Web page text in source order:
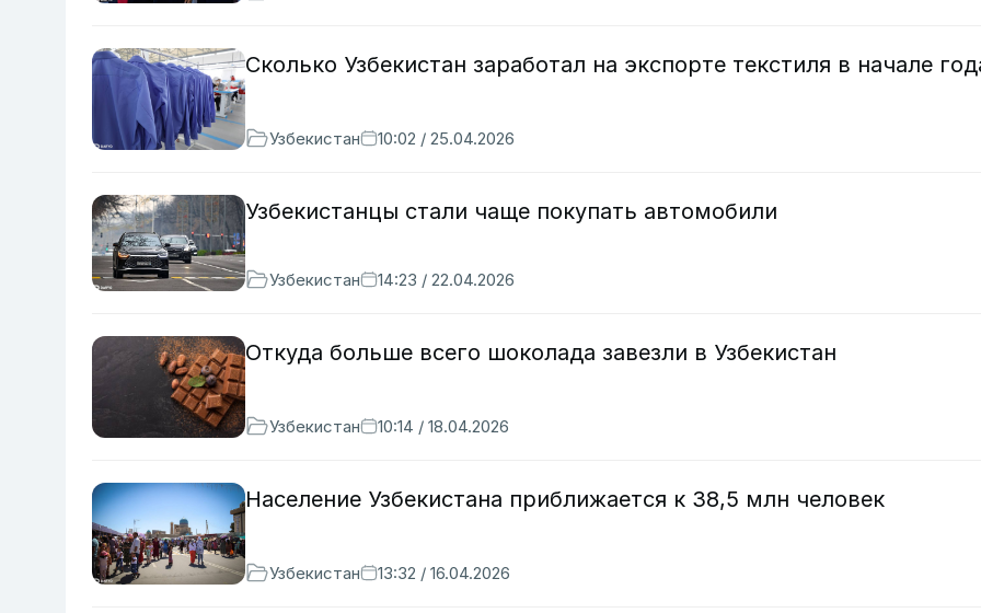
Сколько Узбекистан заработал на экспорте текстиля в начале
Узбекистан 10:02 / 25.04.2026
Узбекистанцы стали чаще покупать автомобили
Узбекистан 14:23 / 22.04.2026
Откуда больше всего шоколада завезли в Узбекистан
Узбекистан 10:14 / 18.04.2026
Население Узбекистана приближается к 38,5 млн человек
Узбекистан 13:32 / 16.04.2026